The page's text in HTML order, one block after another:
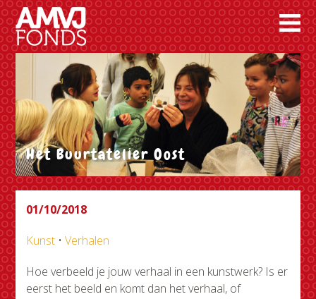
Het Buurtatelier Oost
01/10/2018
Kunst •Verhalen
Hoe verbeeld je jouw verhaal in een kunstwerk? Is er
eerst het beeld en komt dan het verhaal, of